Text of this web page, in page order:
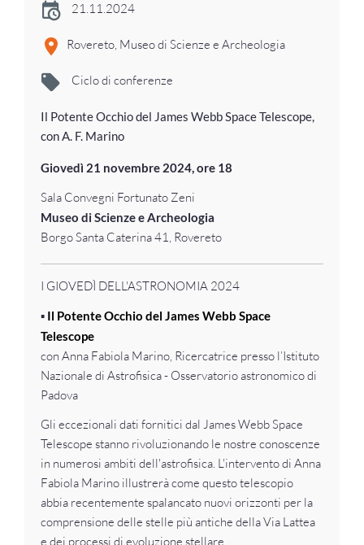
21.11.2024
Rovereto, Museo di Scienze e Archeologia
Ciclo di conferenze
Il Potente Occhio del James Webb Space Telescope,
con A. F. Marino
Giovedì 21 novembre 2024, ore 18
Sala Convegni Fortunato Zeni
Museo di Scienze e Archeologia
Borgo Santa Caterina 41, Rovereto
I GIOVEDÌ DELL'ASTRONOMIA 2024
▪️ Il Potente Occhio del James Webb Space
Telescope
con Anna Fabiola Marino, Ricercatrice presso l’Istituto
Nazionale di Astrofisica - Osservatorio astronomico di
Padova
Gli eccezionali dati fornitici dal James Webb Space
Telescope stanno rivoluzionando le nostre conoscenze
in numerosi ambiti dell'astrofisica. L'intervento di Anna
Fabiola Marino illustrerà come questo telescopio
abbia recentemente spalancato nuovi orizzonti per la
comprensione delle stelle più antiche della Via Lattea
e dei processi di evoluzione stellare.